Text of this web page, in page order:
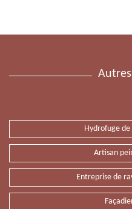
Hydrofuge de
Artisan
Entreprise de